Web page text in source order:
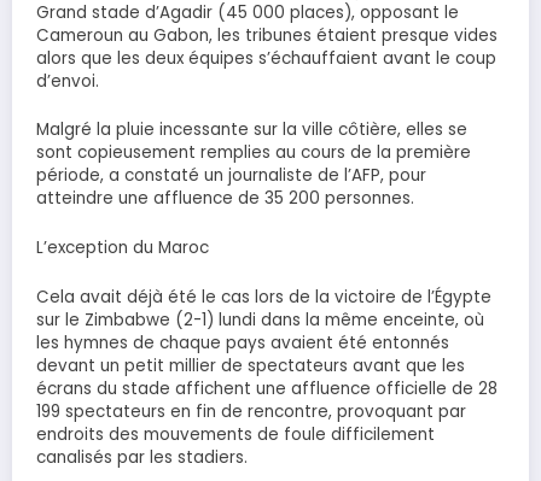
Grand stade d’Agadir (45 000 places), opposant le
Cameroun au Gabon, les tribunes étaient presque vides
alors que les deux équipes s’échauffaient avant le coup
d’envoi.
Malgré la pluie incessante sur la ville côtière, elles se
sont copieusement remplies au cours de la première
période, a constaté un journaliste de l’AFP, pour
atteindre une affluence de 35 200 personnes.
L’exception du Maroc
Cela avait déjà été le cas lors de la victoire de l’Égypte
sur le Zimbabwe (2-1) lundi dans la même enceinte, où
les hymnes de chaque pays avaient été entonnés
devant un petit millier de spectateurs avant que les
écrans du stade affichent une affluence officielle de 28
199 spectateurs en fin de rencontre, provoquant par
endroits des mouvements de foule difficilement
canalisés par les stadiers.